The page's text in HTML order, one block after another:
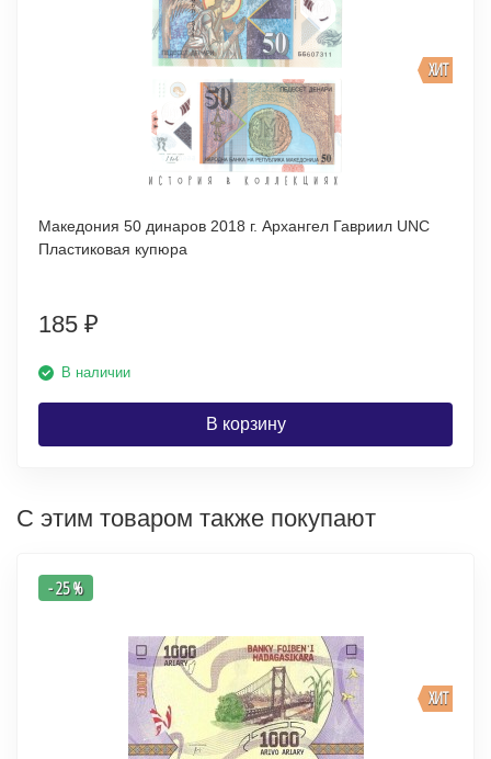
ХИТ
Македония 50 динаров 2018 г. Архангел Гавриил UNC
Пластиковая купюра
185 ₽
В наличии
В корзину
С этим товаром также покупают
ХИТ
- 25 %